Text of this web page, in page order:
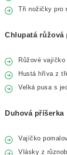
Tři nožičky pro
Chlupatá růžová
Růžové vajíčko
Hustá hříva z
Velká pusa s
Duhová příšerka
Vajíčko
Vlásky z